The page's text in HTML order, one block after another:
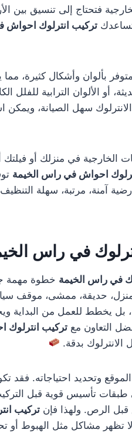
فتحتاج إلى تنسيق بين
تساعدك تركيب انترلوك احواش
بألوان وأشكال كثيرة،
أو الألوان الترابية
سهل الصيانة،
الخارجية في منزلك أو
احواش في راس الخيمة
آمنة، مرتبة، سهلة
في راس
في راس الخيمة خطوة مهمة
حديقة، ممشى، موقف
بل يخطط للعمل من البداية
التعاون مع تركيب
الانترلوك بدقة.
الموقع وتحديد احتياجاته. فقد
طبقات تأسيس قوية قبل
الرص. ولهذا فإن تركيب
مشاكل مثل الهبوط أو